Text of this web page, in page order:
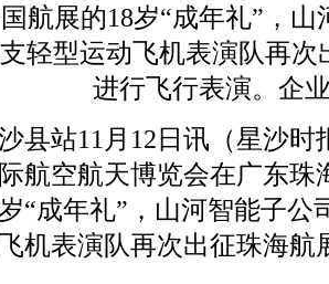
航展的18岁“成年礼”，
轻型运动飞机表演队再
进行飞行表演。企
县站11月12日讯（星沙时
航空航天博览会在广东珠
“成年礼”，山河智能子
机表演队再次出征珠海航